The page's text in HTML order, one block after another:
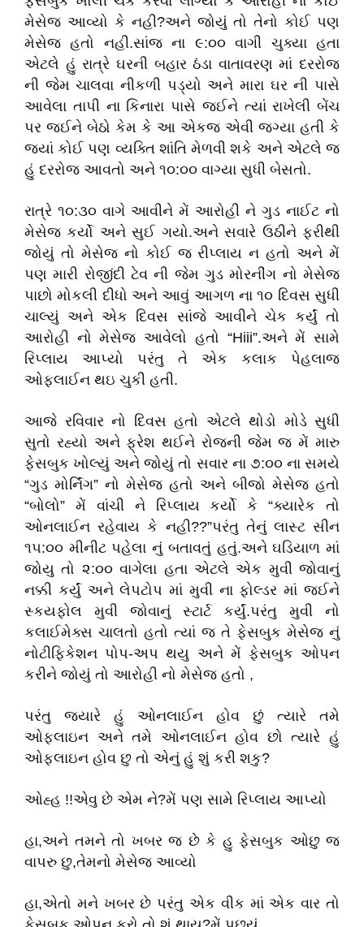
મેસેજ આવ્યો કે નહી?અને જોયું તો તેનો કોઈ પણ
મેસેજ હતો નહી.સાંજ ના ૯:૦૦ વાગી ચુક્યા હતા
એટલે હું રાત્રે ઘરની બહાર ઠંડા વાતાવરણ માં દરરોજ
ની જેમ ચાલવા નીકળી પડ્યો અને મારા ઘર ની પાસે
આવેલા તાપી ના કિનારા પાસે જઈને ત્યાં રાખેલી બેંચ
પર જઈને બેઠો કેમ કે આ એકજ એવી જગ્યા હતી કે
જ્યાં કોઈ પણ વ્યક્તિ શાંતિ મેળવી શકે અને એટલે જ
હું દરરોજ આવતો અને ૧૦:૦૦ વાગ્યા સુધી બેસતો.
રાત્રે ૧૦:૩૦ વાગે આવીને મેં આરોહી ને ગુડ નાઈટ નો
મેસેજ કર્યો અને સુઈ ગયો.અને સવારે ઉઠીને ફરીથી
જોયું તો મેસેજ નો કોઈ જ રીપ્લાય ન હતો અને મેં
પણ મારી રોજીંદી ટેવ ની જેમ ગુડ મોરનીંગ નો મેસેજ
પાછો મોકલી દીધો અને આવું આગળ ના ૧૦ દિવસ સુધી
ચાલ્યું અને એક દિવસ સાંજે આવીને ચેક કર્યું તો
આરોહી નો મેસેજ આવેલો હતો “Hiii”.અને મેં સામે
રિપ્લાય આપ્યો પરંતુ તે એક કલાક પેહલાજ
ઓફલાઈન થઇ ચુકી હતી.
આજે રવિવાર નો દિવસ હતો એટલે થોડો મોડે સુધી
સુતો રહ્યો અને ફ્રેશ થઈને રોજની જેમ જ મેં મારુ
ફેસબુક ખોલ્યું અને જોયું તો સવાર ના ૭:૦૦ ના સમયે
“ગુડ મોર્નિંગ” નો મેસેજ હતો અને બીજો મેસેજ હતો
“બોલો” મેં વાંચી ને રિપ્લાય કર્યો કે “ક્યારેક તો
ઓનલાઈન રહેવાય કે નહી??”પરંતુ તેનું લાસ્ટ સીન
૧૫:૦૦ મીનીટ પહેલા નું બતાવતું હતું.અને ઘડિયાળ માં
જોયુ તો ૨:૦૦ વાગેલા હતા એટલે એક મુવી જોવાનું
નક્કી કર્યું અને લેપટોપ માં મુવી ના ફોલ્ડર માં જઈને
સ્કયફોલ મુવી જોવાનું સ્ટાર્ટ કર્યું.પરંતુ મુવી નો
કલાઈમેક્સ ચાલતો હતો ત્યાં જ તે ફેસબુક મેસેજ નું
નોટીફિકેશન પોપ-અપ થયુ અને મેં ફેસબુક ઓપન
કરીને જોયું તો આરોહી નો મેસેજ હતો ,
પરંતુ જયારે હું ઓનલાઈન હોવ છું ત્યારે તમે
ઓફલાઇન અને તમે ઓનલાઈન હોવ છો ત્યારે હું
ઓફલાઇન હોવ છુ તો એનું હું શું કરી શકુ?
ઓહ્હ !!એવુ છે એમ ને?મેં પણ સામે રિપ્લાય આપ્યો
હા,અને તમને તો ખબર જ છે કે હુ ફેસબુક ઓછુ જ
વાપરુ છુ,તેમનો મેસેજ આવ્યો
હા,એતો મને ખબર છે પરંતુ એક વીક માં એક વાર તો